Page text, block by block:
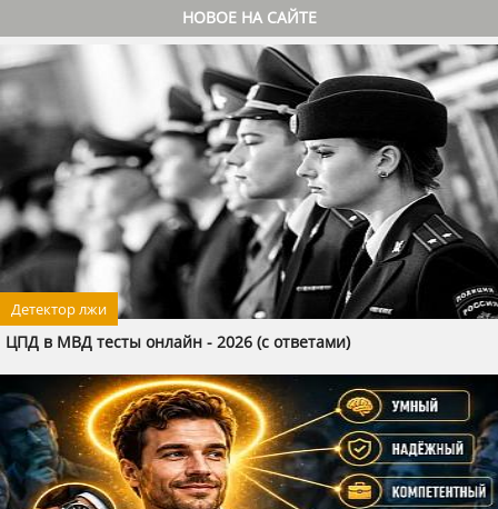
НОВОЕ НА САЙТЕ
Детектор лжи
ЦПД в МВД тесты онлайн - 2026 (с ответами)